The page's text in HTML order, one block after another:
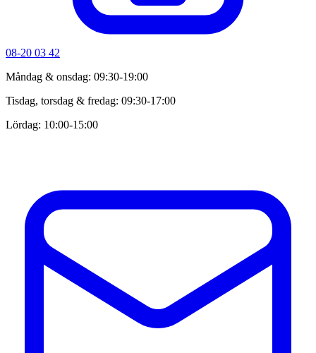
08-20 03 42
Måndag & onsdag: 09:30-19:00
Tisdag, torsdag & fredag: 09:30-17:00
Lördag: 10:00-15:00